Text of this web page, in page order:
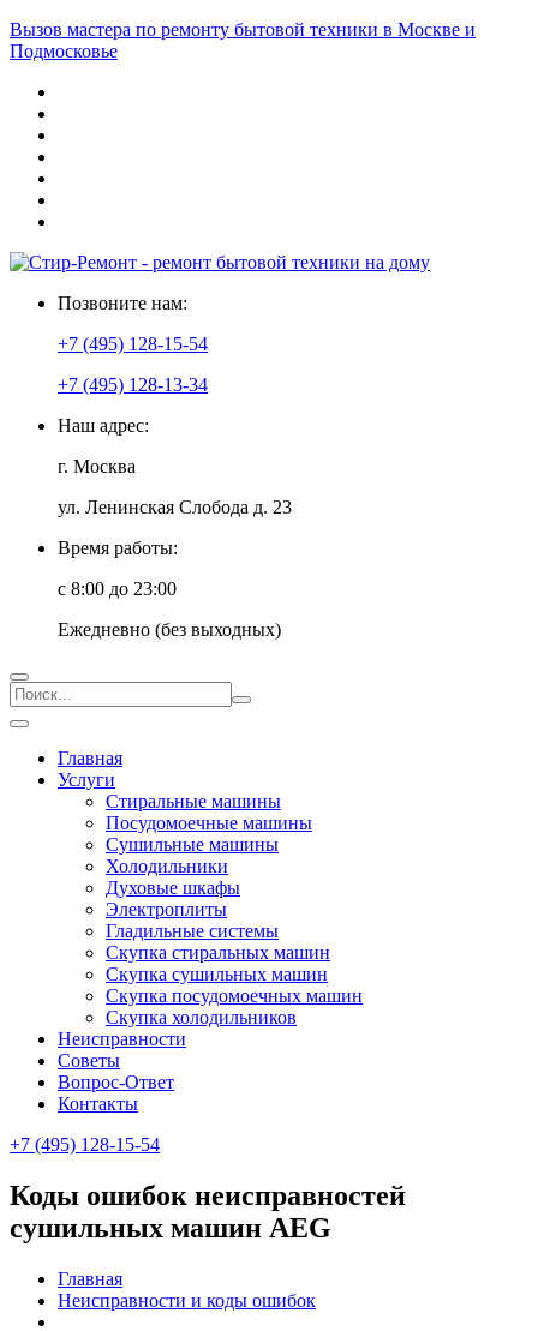
Вызов мастера по ремонту бытовой техники в Москве и
Подмосковье
Позвоните нам:
+7 (495) 128-15-54
+7 (495) 128-13-34
Наш адрес:
г. Москва
ул. Ленинская Слобода д. 23
Время работы:
с 8:00 до 23:00
Ежедневно (без выходных)
Главная
Услуги
Стиральные машины
Посудомоечные машины
Сушильные машины
Холодильники
Духовые шкафы
Электроплиты
Гладильные системы
Скупка стиральных машин
Скупка сушильных машин
Скупка посудомоечных машин
Скупка холодильников
Неисправности
Советы
Вопрос-Ответ
Контакты
+7 (495) 128-15-54
Коды ошибок неисправностей
сушильных машин AEG
Главная
Неисправности и коды ошибок